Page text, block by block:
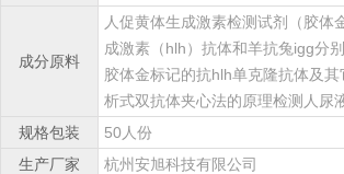
成分原料
人促黄体生成激素检测试剂（胶体
成激素（hlh）抗体和羊抗兔igg分
胶体金标记的抗hlh单克隆抗体及
析式双抗体夹心法的原理检测人尿
规格包装
50人份
生产厂家
杭州安旭科技有限公司